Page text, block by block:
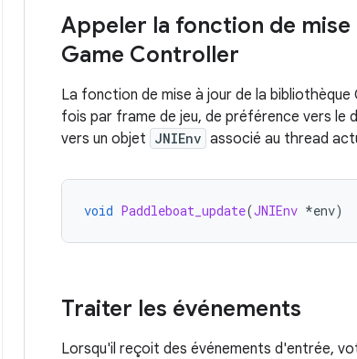
Appeler la fonction de
Game Controller
La fonction de mise à jour de la bibliothèque
fois par frame de jeu, de préférence vers le
vers un objet JNIEnv associé au thread
void Paddleboat_update(JNIEnv *env)
Traiter les événements
Lorsqu'il reçoit des événements d'entrée,